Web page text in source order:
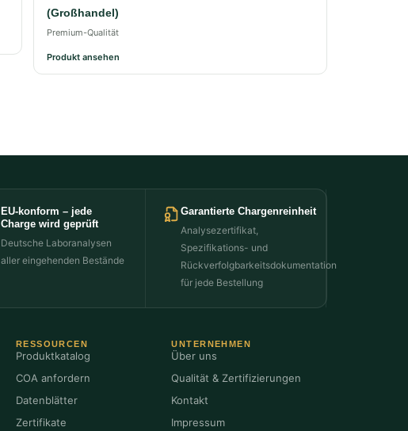
(Großhandel)
Premium-Qualität
Produkt ansehen
EU-konform – jede
Charge wird geprüft
Deutsche Laboranalysen
aller eingehenden Bestände
Garantierte Chargenreinheit
Analysezertifikat,
Spezifikations- und
Rückverfolgbarkeitsdokumentation
für jede Bestellung
RESSOURCEN
Produktkatalog
COA anfordern
Datenblätter
Zertifikate
UNTERNEHMEN
Über uns
Qualität & Zertifizierungen
Kontakt
Impressum